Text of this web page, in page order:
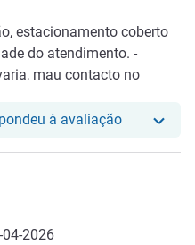
estacionamento coberto
do atendimento. -
mau contacto no
à avaliaçãoO nosso
5
04-2026